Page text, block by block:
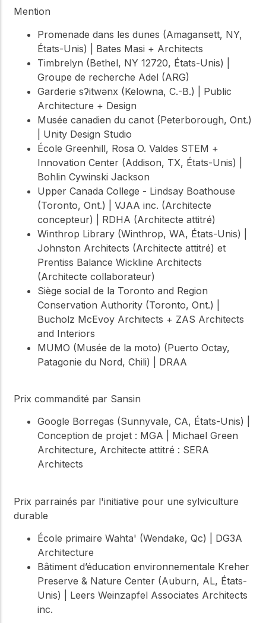
Mention
Promenade dans les dunes (Amagansett, NY,
États-Unis) | Bates Masi + Architects
Timbrelyn (Bethel, NY 12720, États-Unis) |
Groupe de recherche Adel (ARG)
Garderie sʔitwənx (Kelowna, C.-B.) | Public
Architecture + Design
Musée canadien du canot (Peterborough, Ont.)
| Unity Design Studio
École Greenhill, Rosa O. Valdes STEM +
Innovation Center (Addison, TX, États-Unis) |
Bohlin Cywinski Jackson
Upper Canada College - Lindsay Boathouse
(Toronto, Ont.) | VJAA inc. (Architecte
concepteur) | RDHA (Architecte attitré)
Winthrop Library (Winthrop, WA, États-Unis) |
Johnston Architects (Architecte attitré) et
Prentiss Balance Wickline Architects
(Architecte collaborateur)
Siège social de la Toronto and Region
Conservation Authority (Toronto, Ont.) |
Bucholz McEvoy Architects + ZAS Architects
and Interiors
MUMO (Musée de la moto) (Puerto Octay,
Patagonie du Nord, Chili) | DRAA
Prix commandité par Sansin
Google Borregas (Sunnyvale, CA, États-Unis) |
Conception de projet : MGA | Michael Green
Architecture, Architecte attitré : SERA
Architects
Prix parrainés par l'initiative pour une sylviculture
durable
École primaire Wahta' (Wendake, Qc) | DG3A
Architecture
Bâtiment d’éducation environnementale Kreher
Preserve & Nature Center (Auburn, AL, États-
Unis) | Leers Weinzapfel Associates Architects
inc.